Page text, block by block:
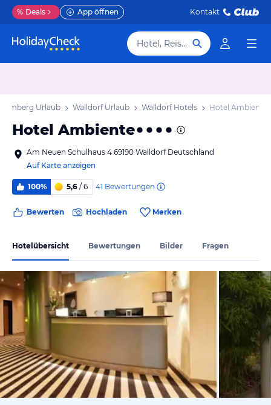
% Deals App öffnen Kontakt
Hotel, Reiseziel
Urlaub Walldorf Urlaub Walldorf Hotels Hotel Ambiente
Hotel Ambiente
Am Neuen Schulhaus 4 69190 Walldorf Deutschland
Auf Karte anzeigen
100% 5,6 / 6 41 Bewertungen
Bewerten Hochladen Merken
Hotelübersicht Bewertungen Bilder Fragen
von